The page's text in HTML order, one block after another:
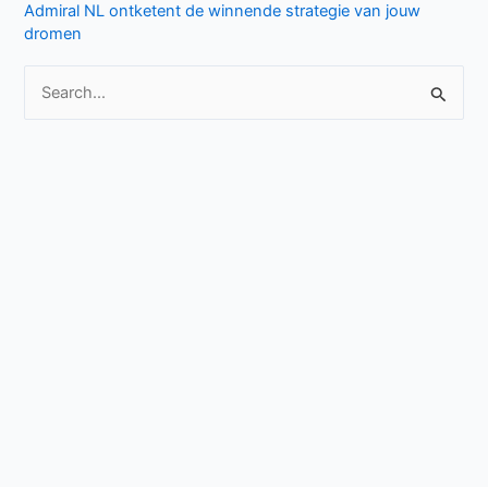
Admiral NL ontketent de winnende strategie van jouw
dromen